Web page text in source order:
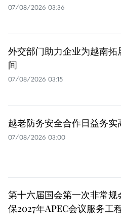
07/08/2026 03:36
外交部门助力企业为越南拓
间
07/08/2026 03:15
越老防务安全合作日益务实
07/08/2026 03:00
第十六届国会第一次非常规
保2027年APEC会议服务工